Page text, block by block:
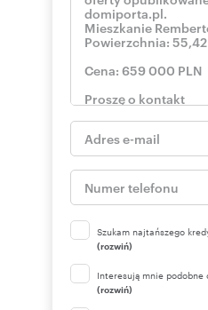
Szukam najtańszego
(rozwiń)
Interesują mnie podobne
(rozwiń)